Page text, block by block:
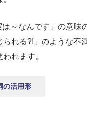
は～なんです」の意味
られる?!」のような不
れます。
の活用形